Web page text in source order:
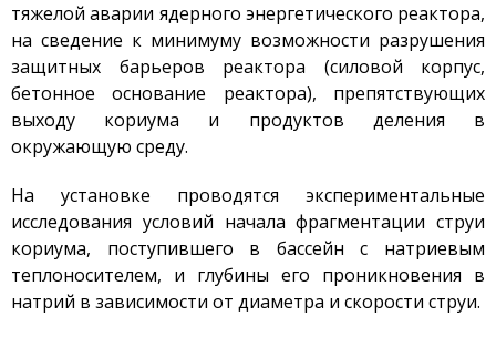
Стенд ЛИАНА
Токамак КТМ
Установка ЛАВА-Б
Установка ВИКА
Стенд ВЧГ-135
Стенд с плазменно-
пучковой установкой
Комплексы
Направления работ
тяжелой аварии ядерного энергетического реактора,
на сведение к минимуму возможности разрушения
защитных барьеров реактора (силовой корпус,
бетонное основание реактора), препятствующих
выходу кориума и продуктов деления в
окружающую среду.
На установке проводятся экспериментальные
исследования условий начала фрагментации струи
кориума, поступившего в бассейн с натриевым
теплоносителем, и глубины его проникновения в
натрий в зависимости от диаметра и скорости струи.